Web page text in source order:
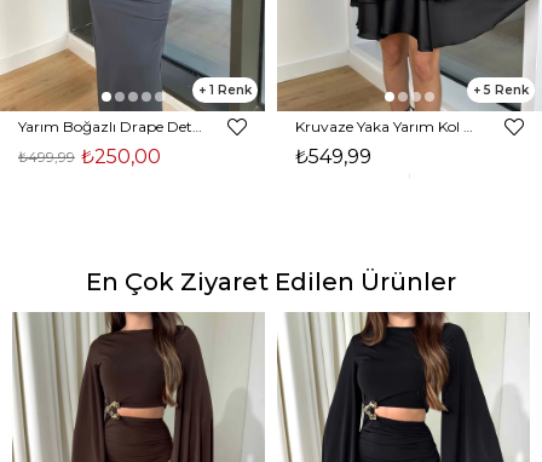
1
₺250,00
₺499,99
5
₺549,99
En Çok Ziyaret Edilen Ürünler